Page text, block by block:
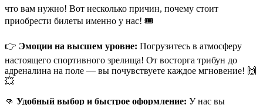
что вам нужно! Вот несколько причин, почему стоит
приобрести билеты именно у нас! 🎟
👉 Эмоции на высшем уровне: Погрузитесь в атмосферу
настоящего спортивного зрелища! От восторга трибун до
адреналина на поле — вы почувствуете каждое мгновение! 🙌
💥
👊 Удобный выбор и быстрое оформление: У нас вы